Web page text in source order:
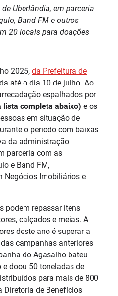
Uberlândia, em parceria
Band FM e outros
20 locais para doações
2025, da Prefeitura de
até o dia 10 de julho. Ao
espalhados por
lista completa abaixo) e os
em situação de
o período com baixas
da administração
parceria com as
e Band FM,
Negócios Imobiliários e
podem repassar itens
calçados e meias. A
deste ano é superar a
campanhas anteriores.
do Agasalho bateu
e doou 50 toneladas de
para mais de 800
de Benefícios